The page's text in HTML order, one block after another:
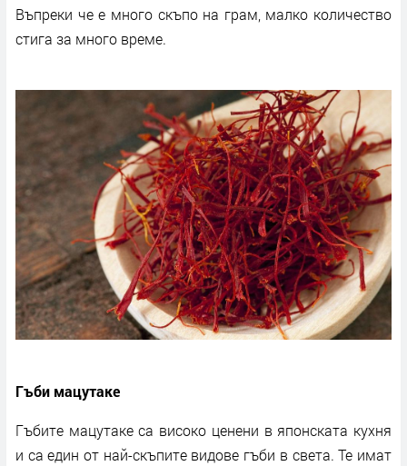
Въпреки че е много скъпо на грам, малко количество
стига за много време.
Гъби мацутаке
Гъбите мацутаке са високо ценени в японската кухня
и са един от най-скъпите видове гъби в света. Те имат